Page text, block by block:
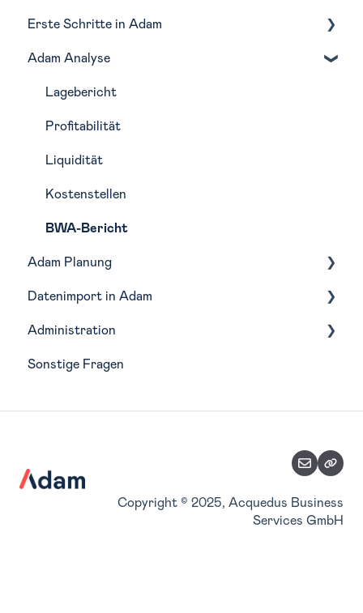
Erste Schritte in Adam
Navigation
Monatliche Routine in Adam
Adam Analyse
Lagebericht
Profitabilität
Liquidität
Kostenstellen
BWA-Bericht
Adam Planung
Budgetierung
Forecasting
Szenarien
Datenimport in Adam
Buchhaltungstools
Integrationen
Administration
Wirtschaftsjahre
Accountverwaltung
Sonstige Fragen
Copyright © 2025, Acquedus Business
Services GmbH